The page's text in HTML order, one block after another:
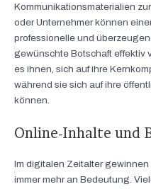
Kommunikationsmaterialien
oder Unternehmer können
professionelle und
gewünschte Botschaft effektiv
es ihnen, sich auf ihre
während sie sich auf ihre
können.
Online-Inhalte und
Im digitalen Zeitalter
immer mehr an Bedeutung.